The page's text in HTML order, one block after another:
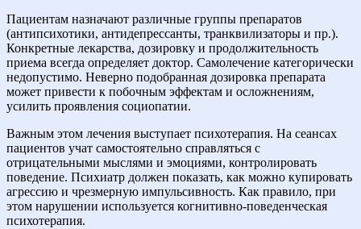
Пациентам назначают различные группы препаратов
(антипсихотики, антидепрессанты, транквилизаторы и пр.).
Конкретные лекарства, дозировку и продолжительность
приема всегда определяет доктор. Самолечение категорически
недопустимо. Неверно подобранная дозировка препарата
может привести к побочным эффектам и осложнениям,
усилить проявления социопатии.
Важным этом лечения выступает психотерапия. На сеансах
пациентов учат самостоятельно справляться с
отрицательными мыслями и эмоциями, контролировать
поведение. Психиатр должен показать, как можно купировать
агрессию и чрезмерную импульсивность. Как правило, при
этом нарушении используется когнитивно-поведенческая
психотерапия.